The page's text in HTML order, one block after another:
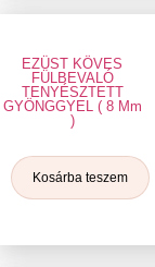
EZÜST KÖVES
FÜLBEVALÓ
TENYÉSZTETT
GYÖNGGYEL ( 8 Mm
)
Kosárba teszem